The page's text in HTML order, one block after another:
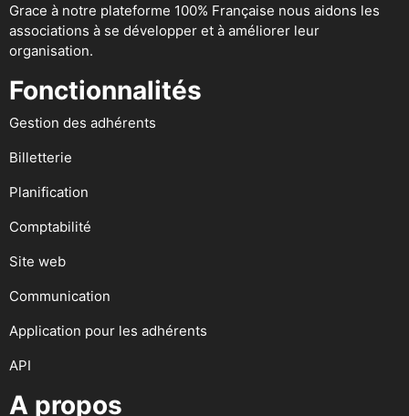
Grace à notre plateforme 100% Française nous aidons les
associations à se développer et à améliorer leur
organisation.
Fonctionnalités
Gestion des adhérents
Billetterie
Planification
Comptabilité
Site web
Communication
Application pour les adhérents
API
A propos